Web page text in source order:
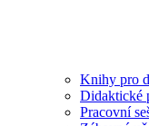
Knihy pro
Didaktické
Pracovní